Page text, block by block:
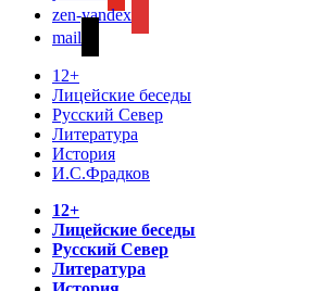
zen-yandex
mail
12+
Лицейские беседы
Русский Север
Литература
История
И.С.Фрадков
12+
Лицейские беседы
Русский Север
Литература